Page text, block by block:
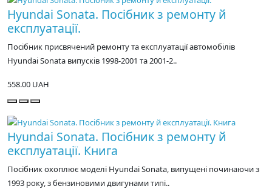
Hyundai Sonata. Посібник з ремонту й
експлуатації.
Посібник присвячений ремонту та експлуатації автомобілів
Hyundai Sonata випусків 1998-2001 та 2001-2..
558.00 UAH
Hyundai Sonata. Посібник з ремонту й
експлуатації. Книга
Посібник охоплює моделі Hyundai Sonata, випущені починаючи з
1993 року, з бензиновими двигунами типі..